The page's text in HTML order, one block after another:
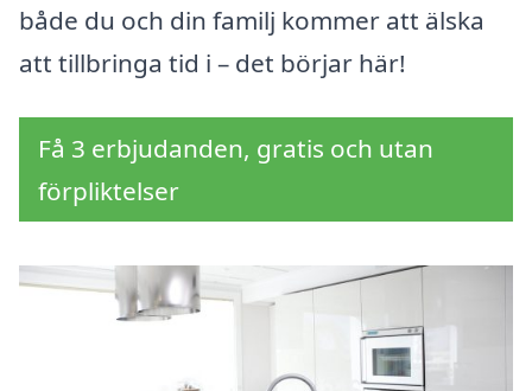
både du och din familj kommer att älska
att tillbringa tid i – det börjar här!
Få 3 erbjudanden, gratis och utan
förpliktelser